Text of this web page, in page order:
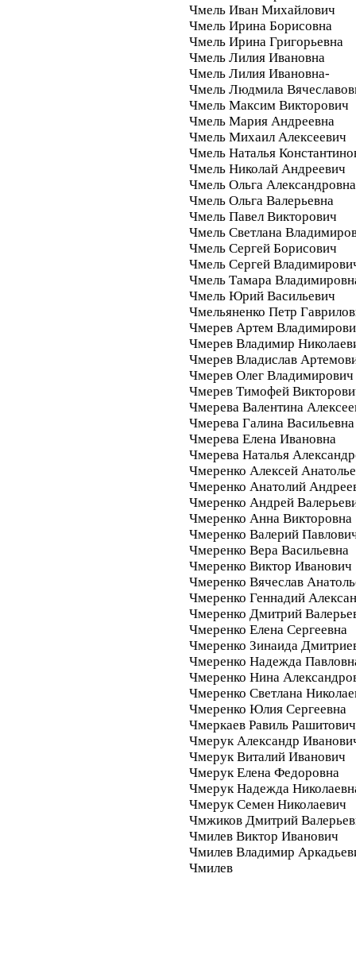
Чмель Иван Михайлович
Чмель Ирина Борисовна
Чмель Ирина Григорьевна
Чмель Лилия Ивановна
Чмель Лилия Ивановна-
Чмель Людмила
Чмель Максим Викторович
Чмель Мария Андреевна
Чмель Михаил Алексеевич
Чмель Наталья
Чмель Николай Андреевич
Чмель Ольга Александровна
Чмель Ольга Валерьевна
Чмель Павел Викторович
Чмель Светлана
Чмель Сергей Борисович
Чмель Сергей
Чмель Тамара
Чмель Юрий Васильевич
Чмельяненко Петр
Чмерев Артем
Чмерев Владимир
Чмерев Владислав
Чмерев Олег Владимирович
Чмерев Тимофей
Чмерева Валентина
Чмерева Галина Васильевна
Чмерева Елена Ивановна
Чмерева Наталья
Чмеренко Алексей
Чмеренко Анатолий
Чмеренко Андрей
Чмеренко Анна Викторовна
Чмеренко Валерий
Чмеренко Вера Васильевна
Чмеренко Виктор Иванович
Чмеренко Вячеслав
Чмеренко Геннадий
Чмеренко Дмитрий
Чмеренко Елена Сергеевна
Чмеренко Зинаида
Чмеренко Надежда
Чмеренко Нина
Чмеренко Светлана
Чмеренко Юлия Сергеевна
Чмеркаев Равиль Рашитович
Чмерук Александр
Чмерук Виталий Иванович
Чмерук Елена Федоровна
Чмерук Надежда
Чмерук Семен Николаевич
Чмжиков Дмитрий
Чмилев Виктор Иванович
Чмилев Владимир
Чмилев